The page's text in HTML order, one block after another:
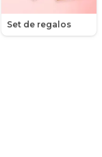
Set de regalos